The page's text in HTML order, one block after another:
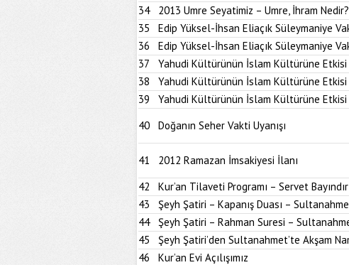
34
2013 Umre Seyatimiz – Umre, İhram
35
Edip Yüksel-İhsan Eliaçık Süleymaniye
36
Edip Yüksel-İhsan Eliaçık Süleymaniye
37
Yahudi Kültürünün İslam Kültürüne Etkisi
38
Yahudi Kültürünün İslam Kültürüne Etkisi
39
Yahudi Kültürünün İslam Kültürüne Etkisi
40
Doğanın Seher Vakti Uyanışı
41 2012 Ramazan İmsakiyesi İlanı
42
Kur’an Tilaveti Programı – Servet Bayındır
43
Şeyh Şatiri – Kapanış Duası –
44
Şeyh Şatiri – Rahman Suresi –
45
Şeyh Şatiri’den Sultanahmet’te Akşam
46
Kur’an Evi Açılışımız